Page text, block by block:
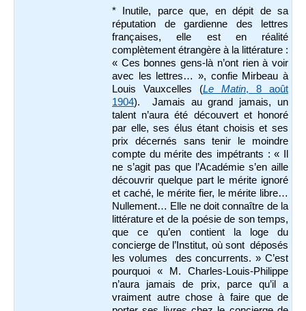
* Inutile, parce que, en dépit de sa
réputation de gardienne des lettres
françaises, elle est en réalité
complètement étrangère à la littérature :
« Ces bonnes gens-là n’ont rien à voir
avec les lettres… », confie Mirbeau à
Louis Vauxcelles (Le Matin, 8 août
1904). Jamais au grand jamais, un
talent n’aura été découvert et honoré
par elle, ses élus étant choisis et ses
prix décernés sans tenir le moindre
compte du mérite des impétrants : « Il
ne s’agit pas que l’Académie s’en aille
découvrir quelque part le mérite ignoré
et caché, le mérite fier, le mérite libre…
Nullement… Elle ne doit connaître de la
littérature et de la poésie de son temps,
que ce qu’en contient la loge du
concierge de l’Institut, où sont déposés
les volumes des concurrents. » C’est
pourquoi « M. Charles-Louis-Philippe
n’aura jamais de prix, parce qu’il a
vraiment autre chose à faire que de